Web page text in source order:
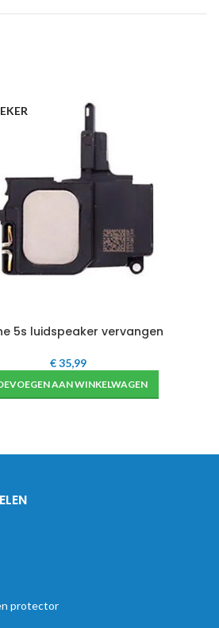
5s luidspeaker vervangen
€35,99
AAN WINKELWAGEN
protector